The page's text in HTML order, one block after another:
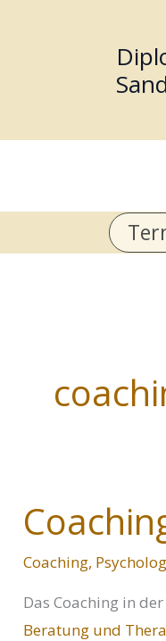
Coaching,
Das Coaching in der
Beratung und